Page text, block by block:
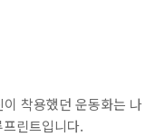
착용했던 운동화는 나
린트입니다.